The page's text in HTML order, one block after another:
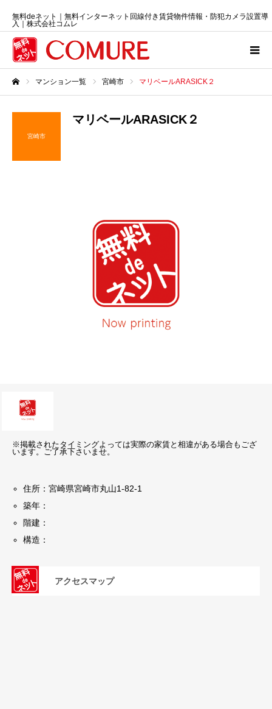
無料deネット｜無料インターネット回線付き賃貸物件情報・防犯カメラ設置導
入｜株式会社コムレ
マンション一覧 宮崎市 マリベールARASICK２
宮崎市
マリベールARASICK２
※掲載されたタイミングよっては実際の家賃と相違がある場合もござ
います。ご了承下さいませ。
住所：宮崎県宮崎市丸山1-82-1
築年：
階建：
構造：
アクセスマップ